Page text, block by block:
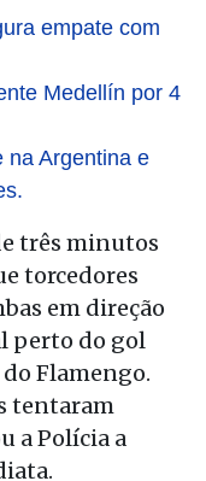
empate com
Medellín por 4
na Argentina e
três minutos
torcedores
em direção
perto do gol
Flamengo.
tentaram
a Polícia a